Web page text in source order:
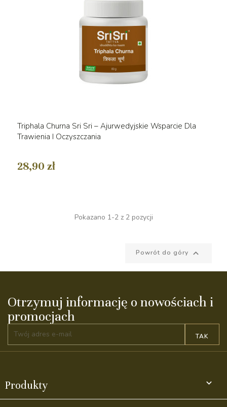
Triphala Churna Sri Sri – Ajurwedyjskie Wsparcie Dla
Trawienia I Oczyszczania
28,90 zł
Pokazano 1-2 z 2 pozycji
Powrót do góry 
Otrzymuj informację o nowościach i
promocjach
Produkty 